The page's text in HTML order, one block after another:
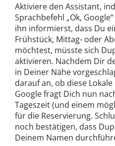
Aktiviere den Assistant,
Sprachbefehl „Ok,
ihn informierst, dass Du
Frühstück, Mittag- oder
möchtest, müsste sich
aktivieren. Nachdem Dir
in Deiner Nähe
darauf an, ob diese
Google fragt Dich nun
Tageszeit (und einem
für die Reservierung.
noch bestätigen, dass
Deinem Namen